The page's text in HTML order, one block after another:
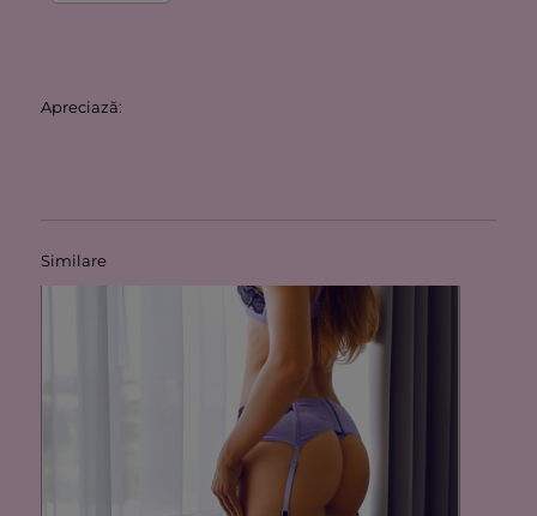
Apreciază:
Similare